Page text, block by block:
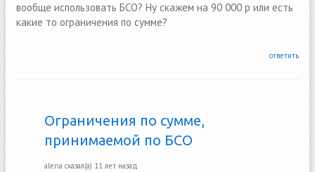
вообще использовать БСО? Ну скажем на 90 000 р или есть
какие то ограничения по сумме?
ответить
Ограничения по сумме,
принимаемой по БСО
alena сказал(а) 11 лет назад